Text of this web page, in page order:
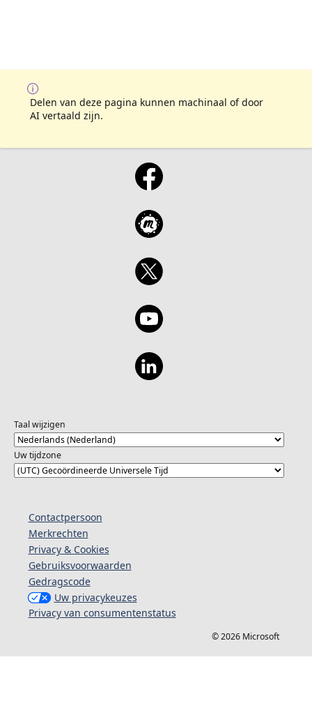
Delen van deze pagina kunnen machinaal of door
AI vertaald zijn.
Taal wijzigen
Uw tijdzone
Contactpersoon
Merkrechten
Privacy & Cookies
Gebruiksvoorwaarden
Gedragscode
Uw privacykeuzes
Privacy van consumentenstatus
© 2026 Microsoft